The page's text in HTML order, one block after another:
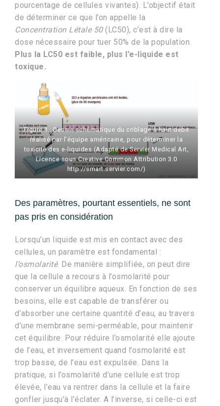
pourcentage de cellules vivantes). L’objectif était
de déterminer ce que l’on appelle la
Concentration Létale 50(LC50), c’est à dire la
dose nécessaire pour tuer 50% de la population.
Plus la LC50 est faible, plus l’e-liquide est
toxique.
Figure 1 : Dessin schématique du criblage à haut débit
réalisé par l’équipe américaine, pour déterminer la
toxicité des e-liquides (Adapté de Servier Medical Art,
Licence sous Creative Common Attribution 3.0
http://smart.servier.com/)
Des paramètres, pourtant essentiels, ne sont
pas pris en considération
Lorsqu’un liquide est mis en contact avec des
cellules, un paramètre est fondamental :
l’osmolarité. De manière simplifiée, on peut dire
que la cellule a recours à l’osmolarité pour
conserver un équilibre aqueux. En fonction de ses
besoins, elle est capable de transférer ou
d’absorber une certaine quantité d’eau, au travers
d’une membrane semi-perméable, pour maintenir
cet équilibre. Pour réduire l’osmolarité elle ajoute
de l’eau, et inversement quand l’osmolarité est
trop basse, de l’eau est expulsée. Dans la
pratique, si l’osmolarité d’une cellule est trop
élevée, l’eau va rentrer dans la cellule et la faire
gonfler jusqu’à l’éclater. A l’inverse, si celle-ci est